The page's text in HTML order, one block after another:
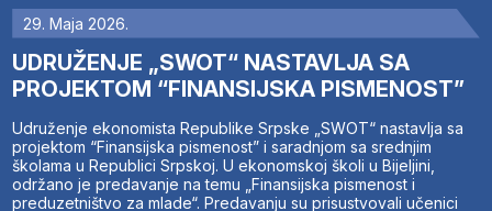
29. Maja 2026.
UDRUŽENJE „SWOT“ NASTAVLJA SA
PROJEKTOM “FINANSIJSKA PISMENOST”
Udruženje ekonomista Republike Srpske „SWOT“ nastavlja sa
projektom “Finansijska pismenost” i saradnjom sa srednjim
školama u Republici Srpskoj. U ekonomskoj školi u Bijeljini,
održano je predavanje na temu „Finansijska pismenost i
preduzetništvo za mlade“. Predavanju su prisustvovali učenici